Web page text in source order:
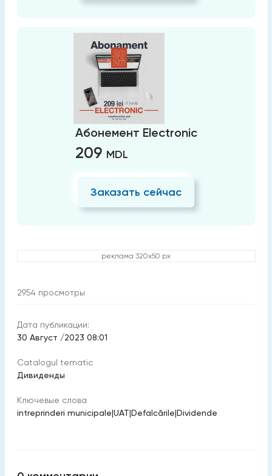
Абонемент Electronic
209 MDL
Заказать сейчас
реклама 320x50 px
2954 просмотры
Дата публикации:
30 Август /2023 08:01
Catalogul tematic
Дивиденды
Ключевые слова
intreprinderi municipale|UAT|Defalcările|Dividende